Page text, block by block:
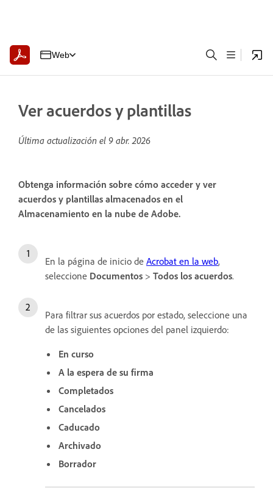
Web
Ver acuerdos y plantillas
Última actualización el 9 abr. 2026
Obtenga información sobre cómo acceder y ver
acuerdos y plantillas almacenados en el
Almacenamiento en la nube de Adobe.
En la página de inicio de Acrobat en la web,
seleccione Documentos > Todos los acuerdos.
Para filtrar sus acuerdos por estado, seleccione una
de las siguientes opciones del panel izquierdo:
En curso
A la espera de su firma
Completados
Cancelados
Caducado
Archivado
Borrador